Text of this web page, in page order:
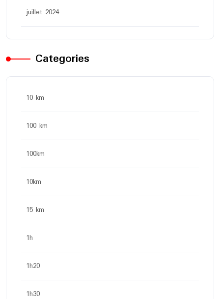
juillet 2024
Categories
10 km
100 km
100km
10km
15 km
1h
1h20
1h30